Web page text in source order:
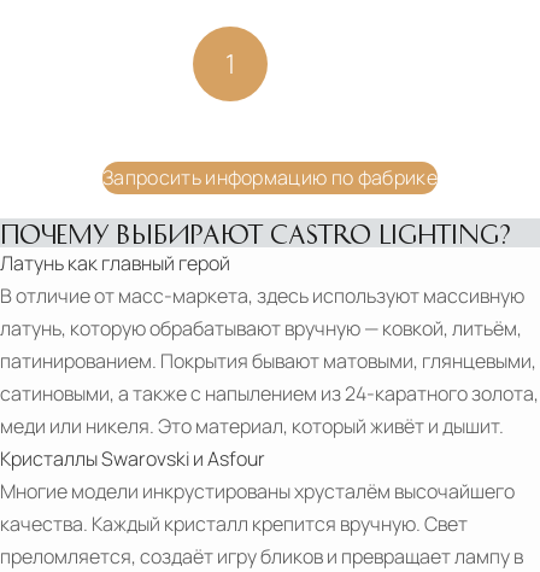
В корзину В корзину
1
PDF
CASTRO
𝐱
𝐆𝐢𝐚
Запросить информацию по фабрике
ПОЧЕМУ ВЫБИРАЮТ CASTRO LIGHTING?
Латунь как главный герой
В отличие от масс‑маркета, здесь используют массивную
латунь, которую обрабатывают вручную — ковкой, литьём,
патинированием. Покрытия бывают матовыми, глянцевыми,
сатиновыми, а также с напылением из 24‑каратного золота,
меди или никеля. Это материал, который живёт и дышит.
Кристаллы Swarovski и Asfour
Многие модели инкрустированы хрусталём высочайшего
качества. Каждый кристалл крепится вручную. Свет
преломляется, создаёт игру бликов и превращает лампу в